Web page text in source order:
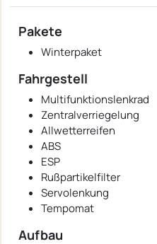
Pakete
Winterpaket
Fahrgestell
Multifunktionslenkrad
Zentralverriegelung
Allwetterreifen
ABS
ESP
Rußpartikelfilter
Servolenkung
Tempomat
Aufbau